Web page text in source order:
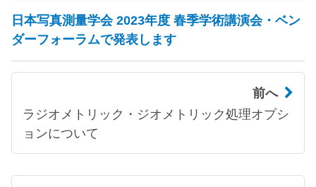
日本写真測量学会 2023年度 春季学術講演会・ベン
ダーフォーラムで発表します
前へ
ラジオメトリック・ジオメトリック処理オプシ
ョンについて